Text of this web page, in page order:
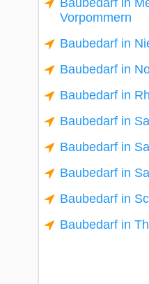
Baubedarf in
Vorpommern
Baubedarf in
Baubedarf in
Baubedarf in
Baubedarf in
Baubedarf in
Baubedarf in
Baubedarf in
Baubedarf in